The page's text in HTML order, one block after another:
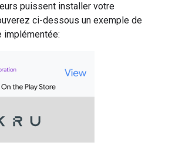
puissent installer votre
ci-dessous un exemple de
implémentée: